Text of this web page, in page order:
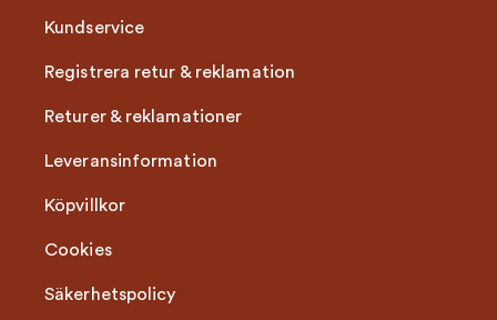
Kundservice
Registrera retur & reklamation
Returer & reklamationer
Leveransinformation
Köpvillkor
Cookies
Säkerhetspolicy